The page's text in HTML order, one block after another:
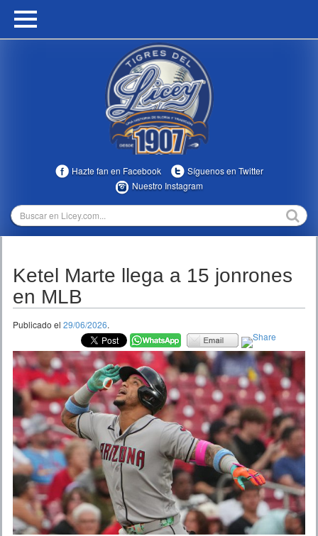
HOME
MULTIMEDIA
TEMPORADAS
Hazte fan en Facebook
Síguenos en Twitter
Nuestro Instagram
Ketel Marte llega a 15 jonrones
en MLB
Publicado el 29/06/2026.